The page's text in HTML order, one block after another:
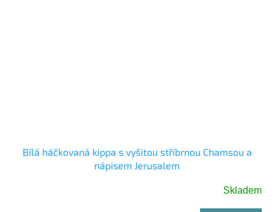
Bílá háčkovaná kippa s vyšitou stříbrnou Chamsou a
nápisem Jerusalem
Skladem